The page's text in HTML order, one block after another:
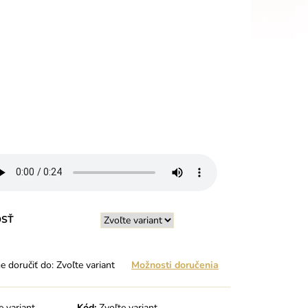
doručiť do: Zvoľte variant Možnosti doručenia